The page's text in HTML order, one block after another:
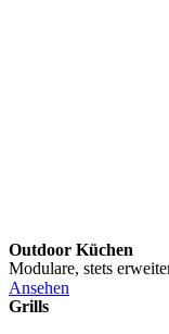
Outdoor Küchen
Modulare, stets
Ansehen
Grills